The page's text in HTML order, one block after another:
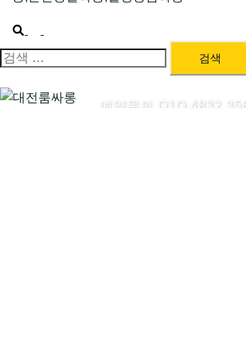
Search
menu
검
대전룸싸롱 1위 하
예약문의